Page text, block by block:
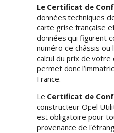
Le Certificat de
données techniques
carte grise française
données qui figurent
numéro de châssis
calcul du prix de
permet donc
France.
Le Certificat de
constructeur Opel
est obligatoire pour
provenance de